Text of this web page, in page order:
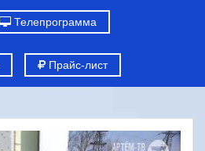
Телепрограмма
Прайс-лист